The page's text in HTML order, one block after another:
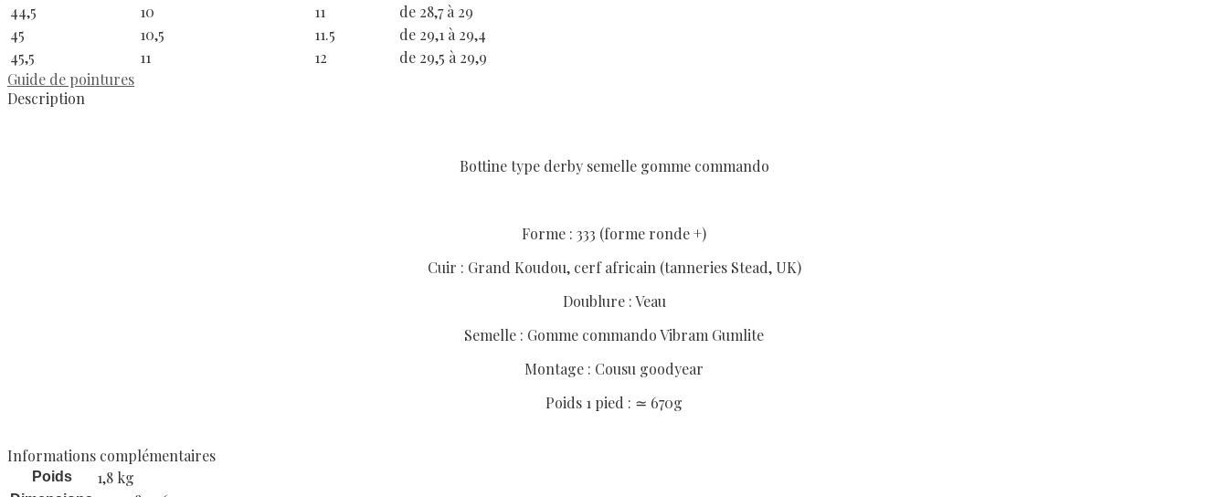
44,5
10 11
de 28,7 à 29
45
10,5 11.5
de 29,1 à 29,4
45,5
11 12
de 29,5 à 29,9
Guide de pointures
Description
Bottine type derby semelle gomme commando
Forme : 333 (forme ronde +)
Cuir : Grand Koudou, cerf africain (tanneries Stead, UK)
Doublure : Veau
Semelle : Gomme commando Vibram Gumlite
Montage : Cousu goodyear
Poids 1 pied : ≃ 670g
Informations complémentaires
Poids 1,8 kg